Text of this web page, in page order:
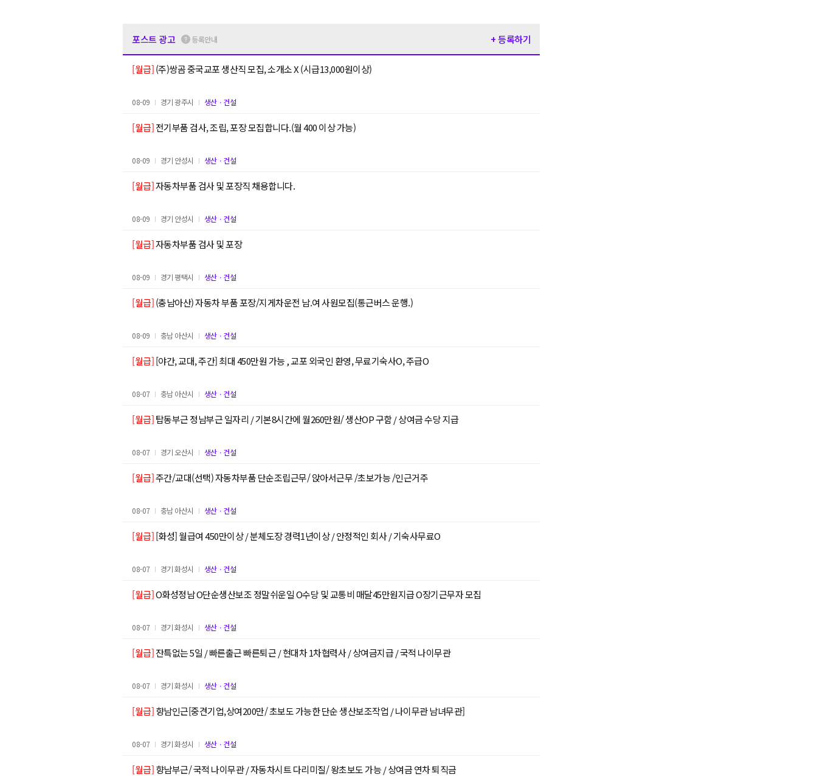
포스트 광고 등록안내 + 등록하기
[월급](주)쌍곰 중국교포 생산직 모집, 소개소 X (시급13,000원이상)
08-09 경기 광주시 생산ㆍ건설
[월급]전기부품 검사, 조립, 포장 모집합니다.(월 400 이상 가능)
08-09 경기 안성시 생산ㆍ건설
[월급]자동차부품 검사 및 포장직 채용합니다.
08-09 경기 안성시 생산ㆍ건설
[월급]자동차부품 검사 및 포장
08-09 경기 평택시 생산ㆍ건설
[월급] (충남아산) 자동차 부품 포장/지게차운전 남.여 사원모집(통근버스 운행.)
08-09 충남 아산시 생산ㆍ건설
[월급][야간, 교대, 주간] 최대 450만원 가능 , 교포 외국인 환영, 무료기숙사O, 주급O
08-07 충남 아산시 생산ㆍ건설
[월급]탑동부근 정남부근 일자리 / 기본8시간에 월260만원/ 생산OP 구함 / 상여금 수당 지급
08-07 경기 오산시 생산ㆍ건설
[월급]주간/교대(선택) 자동차부품 단순조립근무/ 앉아서근무 /초보가능 /인근거주
08-07 충남 아산시 생산ㆍ건설
[월급][화성] 월급여 450만이상 / 분체도장 경력1년이상 / 안정적인 회사 / 기숙사무료O
08-07 경기 화성시 생산ㆍ건설
[월급]O화성정남 O단순생산보조 정말쉬운일 O수당 및 교통비 매달45만원지급 O장기근무자 모집
08-07 경기 화성시 생산ㆍ건설
[월급]잔특없는 5일 / 빠른출근 빠른퇴근 / 현대차 1차협력사 / 상여금지급 / 국적 나이무관
08-07 경기 화성시 생산ㆍ건설
[월급]향남인근[중견기업,상여200만/ 초보도 가능한 단순 생산보조작업 / 나이무관 남녀무관]
08-07 경기 화성시 생산ㆍ건설
[월급]향남부근/ 국적 나이무관 / 자동차시트 다리미질/ 왕초보도 가능 / 상여금 연차 퇴직금